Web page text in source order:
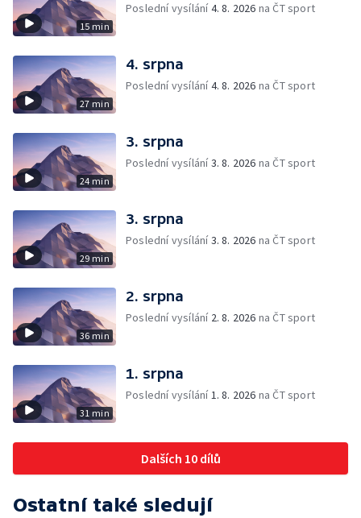
15 min
Poslední vysílání4. 8. 2026 na ČT sport
27 min
4. srpna
Poslední vysílání4. 8. 2026 na ČT sport
24 min
3. srpna
Poslední vysílání3. 8. 2026 na ČT sport
29 min
3. srpna
Poslední vysílání3. 8. 2026 na ČT sport
36 min
2. srpna
Poslední vysílání 2. 8. 2026 na ČT sport
31 min
1. srpna
Poslední vysílání1. 8. 2026 na ČT sport
Dalších 10 dílů
Ostatní také sledují